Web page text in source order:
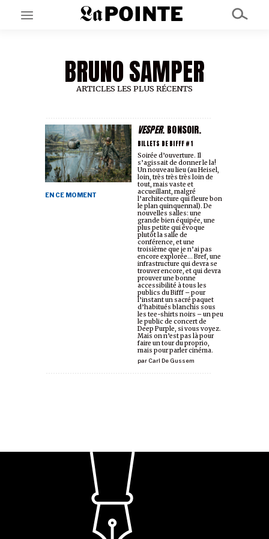
EN CE MOMENT
GRAND ANGLE
AU LARGE
À PROPOS
NOS PARTENAIRES
BRUNO SAMPER
ARTICLES LES PLUS RÉCENTS
VESPER. BONSOIR.
BILLETS DE BIFFF #1
EN CE MOMENT
par Carl De Gussem
Soirée d’ouverture. Il
s’agissait de donner le la!
Un nouveau lieu (au Heisel,
loin, très très très loin de
tout, mais vaste et
accueillant, malgré
l’architecture qui fleure bon
le plan quinquennal). De
nouvelles salles: une
grande bien équipée, une
plus petite qui évoque
plutôt la salle de
conférence, et une
troisième que je n’ai pas
encore explorée… Bref, une
infrastructure qui devra se
trouver encore, et qui devra
prouver une bonne
accessibilité à tous les
publics du Bifff – pour
l’instant un sacré paquet
d’habitués blanchis sous
les tee-shirts noirs – un peu
le public de concert de
Deep Purple, si vous voyez.
Mais on n’est pas là pour
faire un tour du proprio,
mais pour parler cinéma.